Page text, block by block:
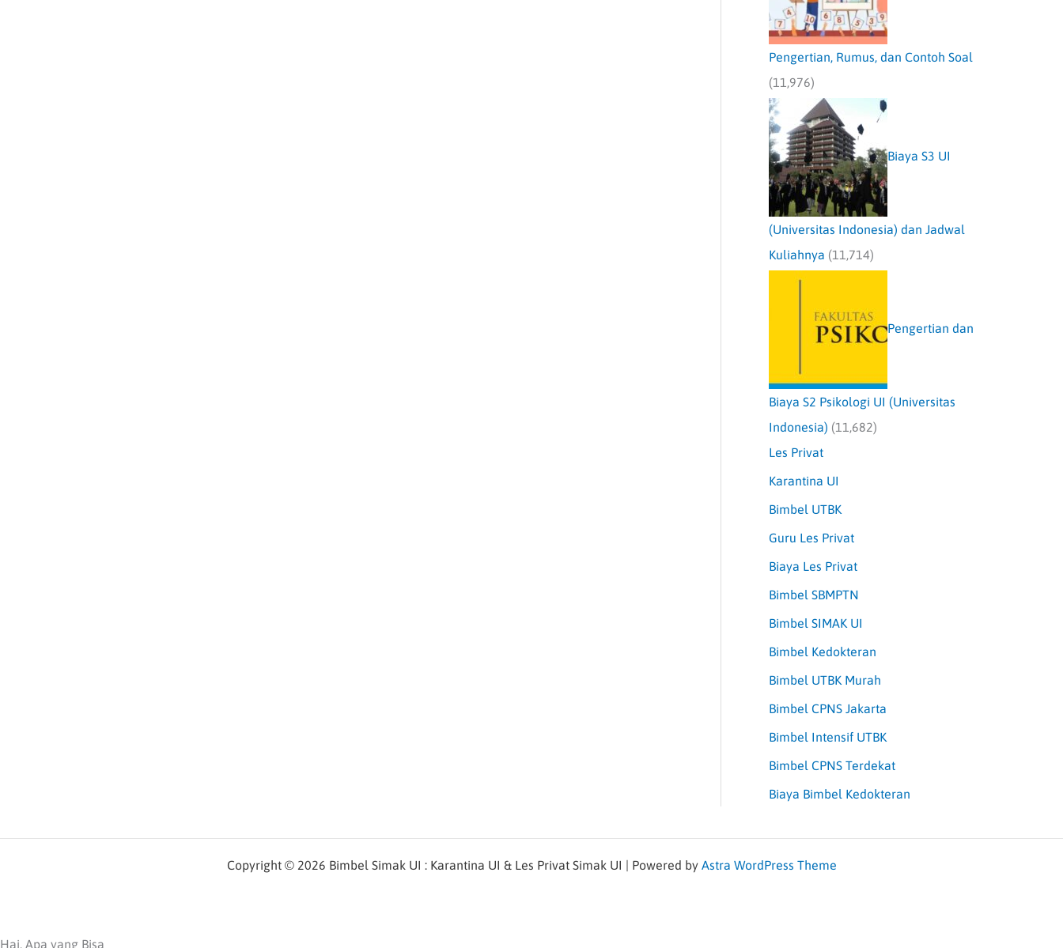
Pengertian, Rumus, dan Contoh Soal
(11,976)
Biaya S3 UI
(Universitas Indonesia) dan Jadwal
Kuliahnya (11,714)
Pengertian dan
Biaya S2 Psikologi UI (Universitas
Indonesia) (11,682)
Les Privat
Karantina UI
Bimbel UTBK
Guru Les Privat
Biaya Les Privat
Bimbel SBMPTN
Bimbel SIMAK UI
Bimbel Kedokteran
Bimbel UTBK Murah
Bimbel CPNS Jakarta
Bimbel Intensif UTBK
Bimbel CPNS Terdekat
Biaya Bimbel Kedokteran
Copyright © 2026 Bimbel Simak UI : Karantina UI & Les Privat Simak UI | Powered by Astra WordPress Theme
Hai, Apa yang Bisa